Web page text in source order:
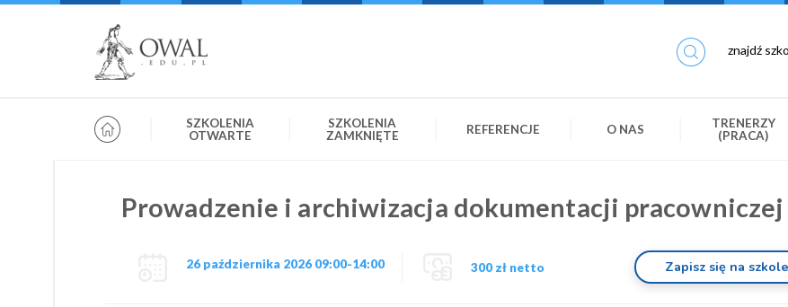
SZKOLENIA
OTWARTE
SZKOLENIA
ZAMKNIĘTE
REFERENCJE O NAS
TRENERZY
(PRACA)
» OWAL.EDU.PL »
Prowadzenie i archiwizacja dokumentacji pracowniczej
26 października 2026 09:00-14:00 300 zł netto Zapisz się na